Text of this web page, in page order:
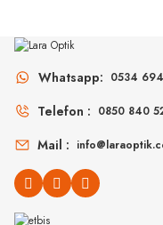
%45 26.360 ₺
Whatsapp: 0534
Telefon : 0850 840
Mail :